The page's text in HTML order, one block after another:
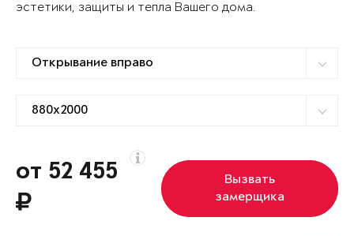
эстетики, защиты и тепла Вашего дома.
от 52 455
Вызвать
замерщика